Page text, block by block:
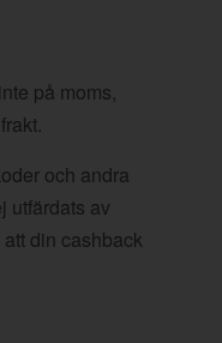
på moms,
och andra
utfärdats av
din cashback